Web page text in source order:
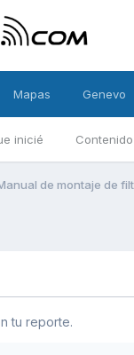
inicié
Mapas Genevo
de montaje de
tu reporte.